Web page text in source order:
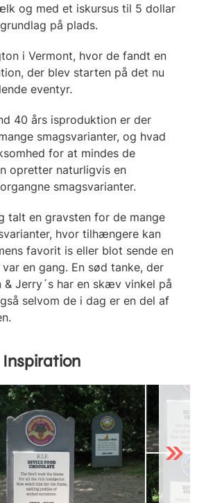
og med et iskursus til 5 dollar
på plads.
i Vermont, hvor de fandt en
der blev starten på det nu
eventyr.
40 års isproduktion er der
smagsvarianter, og hvad
for at mindes de
opretter naturligvis en
smagsvarianter.
talt en gravsten for de mange
hvor tilhængere kan
favorit is eller blot sende en
en gang. En sød tanke, der
& Jerry´s har en skæv vinkel på
selvom de i dag er en del af
Inspiration
Next